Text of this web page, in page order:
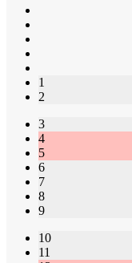
1
2
3
4
5
6
7
8
9
10
11